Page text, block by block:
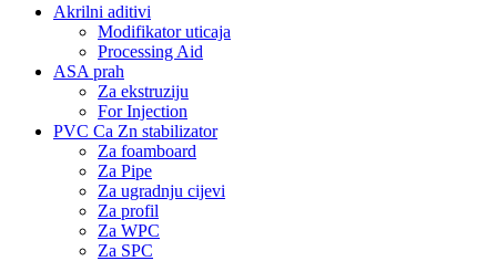
Akrilni aditivi
Modifikator uticaja
Processing Aid
ASA prah
Za ekstruziju
For Injection
PVC Ca Zn stabilizator
Za foamboard
Za Pipe
Za ugradnju cijevi
Za profil
Za WPC
Za SPC